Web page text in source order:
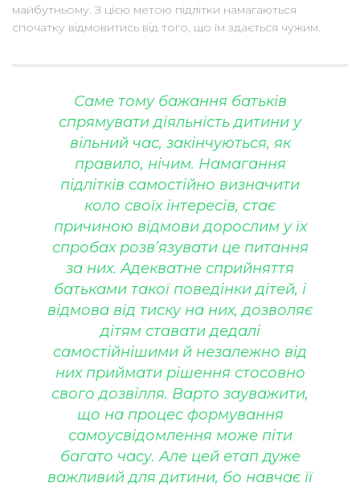
майбутньому. З цією метою підлітки намагаються
спочатку відмовитись від того, що їм здається чужим.
Саме тому бажання батьків
спрямувати діяльність дитини у
вільний час, закінчуються, як
правило, нічим. Намагання
підлітків самостійно визначити
коло своїх інтересів, стає
причиною відмови дорослим у їх
спробах розв’язувати це питання
за них. Адекватне сприйняття
батьками такої поведінки дітей, і
відмова від тиску на них, дозволяє
дітям ставати дедалі
самостійнішими й незалежно від
них приймати рішення стосовно
свого дозвілля. Варто зауважити,
що на процес формування
самоусвідомлення може піти
багато часу. Але цей етап дуже
важливий для дитини, бо навчає її